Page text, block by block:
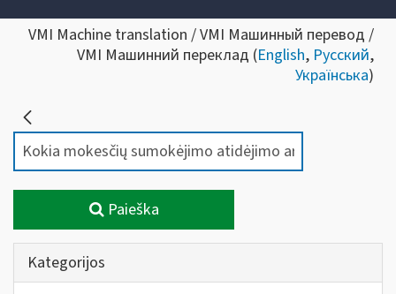
VMI Machine translation / VMI Машинный перевод /
VMI Машинний переклад (English, Русский,
Українська)
Paieška
Kategorijos